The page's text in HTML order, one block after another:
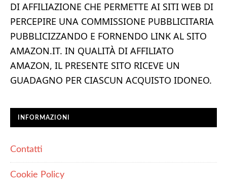
DI AFFILIAZIONE CHE PERMETTE AI SITI WEB DI
PERCEPIRE UNA COMMISSIONE PUBBLICITARIA
PUBBLICIZZANDO E FORNENDO LINK AL SITO
AMAZON.IT. IN QUALITÀ DI AFFILIATO
AMAZON, IL PRESENTE SITO RICEVE UN
GUADAGNO PER CIASCUN ACQUISTO IDONEO.
INFORMAZIONI
Contatti
Cookie Policy